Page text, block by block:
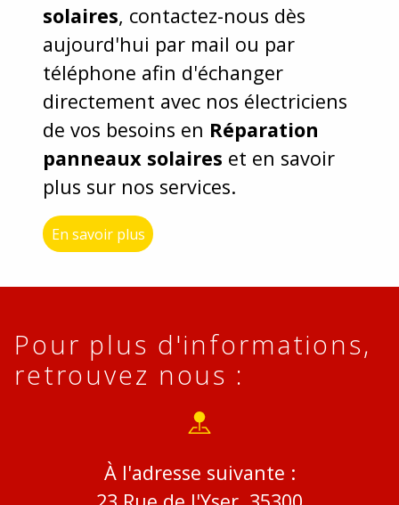
solaires, contactez-nous dès
aujourd'hui par mail ou par
téléphone afin d'échanger
directement avec nos électriciens
de vos besoins en Réparation
panneaux solaires et en savoir
plus sur nos services.
En savoir plus
Pour plus d'informations,
retrouvez nous :
À l'adresse suivante :